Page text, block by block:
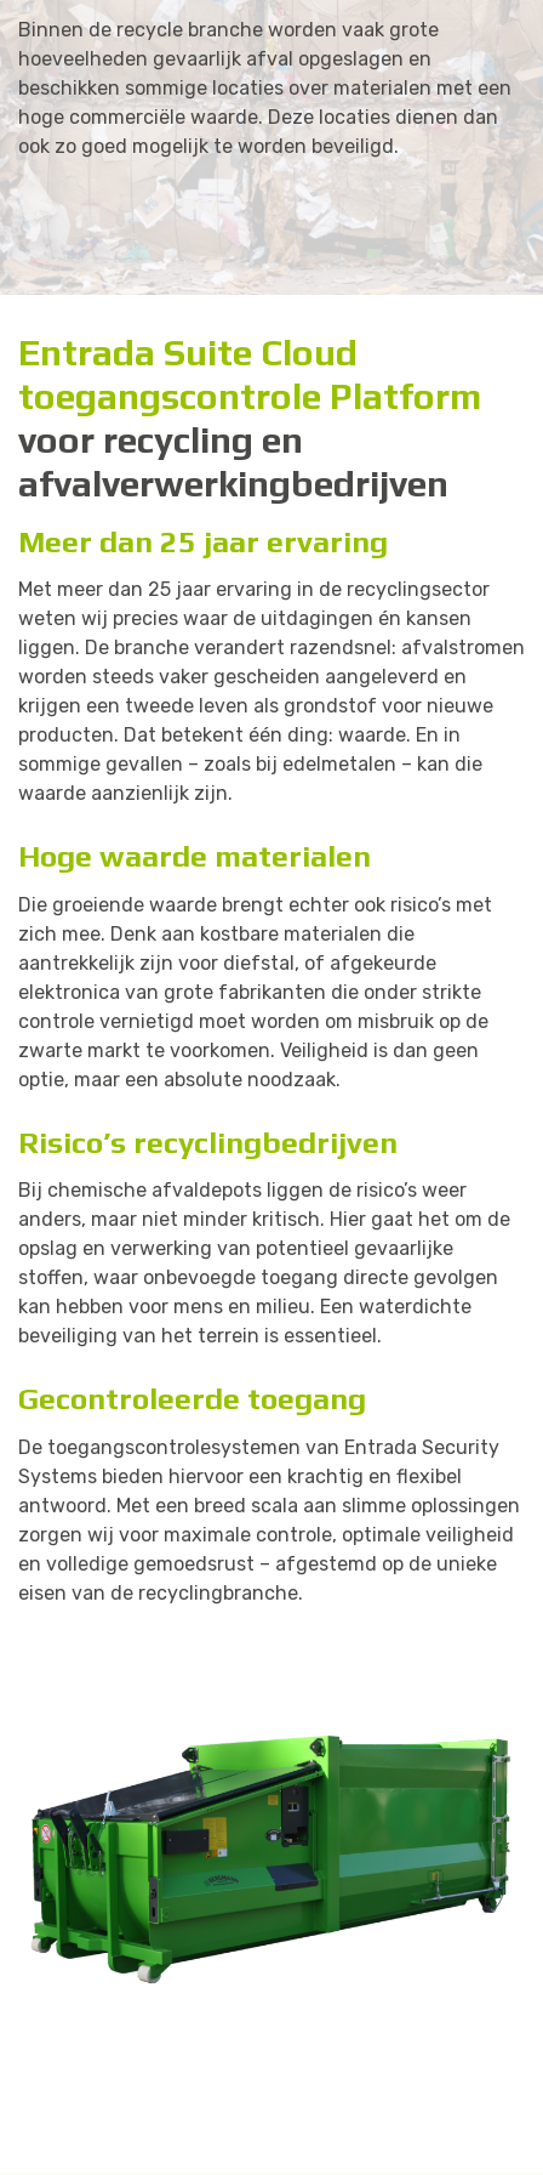
Binnen de recycle branche worden vaak grote
hoeveelheden gevaarlijk afval opgeslagen en
beschikken sommige locaties over materialen met een
hoge commerciële waarde. Deze locaties dienen dan
ook zo goed mogelijk te worden beveiligd.
Entrada Suite Cloud
toegangscontrole Platform
voor recycling en
afvalverwerkingbedrijven
Meer dan 25 jaar ervaring
Met meer dan 25 jaar ervaring in de recyclingsector
weten wij precies waar de uitdagingen én kansen
liggen. De branche verandert razendsnel: afvalstromen
worden steeds vaker gescheiden aangeleverd en
krijgen een tweede leven als grondstof voor nieuwe
producten. Dat betekent één ding: waarde. En in
sommige gevallen – zoals bij edelmetalen – kan die
waarde aanzienlijk zijn.
Hoge waarde materialen
Die groeiende waarde brengt echter ook risico’s met
zich mee. Denk aan kostbare materialen die
aantrekkelijk zijn voor diefstal, of afgekeurde
elektronica van grote fabrikanten die onder strikte
controle vernietigd moet worden om misbruik op de
zwarte markt te voorkomen. Veiligheid is dan geen
optie, maar een absolute noodzaak.
Risico’s recyclingbedrijven
Bij chemische afvaldepots liggen de risico’s weer
anders, maar niet minder kritisch. Hier gaat het om de
opslag en verwerking van potentieel gevaarlijke
stoffen, waar onbevoegde toegang directe gevolgen
kan hebben voor mens en milieu. Een waterdichte
beveiliging van het terrein is essentieel.
Gecontroleerde toegang
De toegangscontrolesystemen van Entrada Security
Systems bieden hiervoor een krachtig en flexibel
antwoord. Met een breed scala aan slimme oplossingen
zorgen wij voor maximale controle, optimale veiligheid
en volledige gemoedsrust – afgestemd op de unieke
eisen van de recyclingbranche.